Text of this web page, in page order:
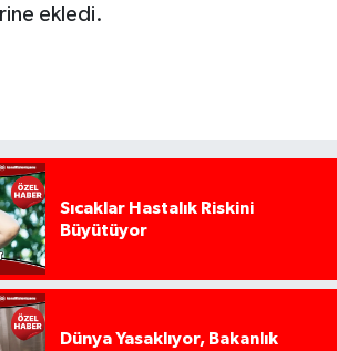
ekledi.
Sıcaklar Hastalık Riskini
Büyütüyor
Dünya Yasaklıyor, Bakanlık